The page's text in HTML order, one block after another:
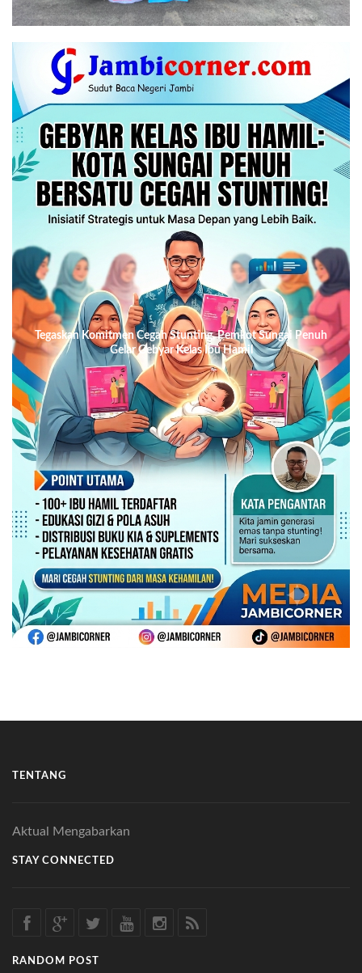
Tegaskan Komitmen Cegah Stunting, Pemkot Sungai Penuh
Gelar Gebyar Kelas Ibu Hamil
TENTANG
Aktual Mengabarkan
STAY CONNECTED
RANDOM POST